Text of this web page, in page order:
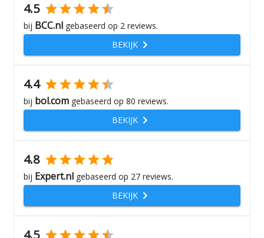
4.5
bij BCC.nl gebaseerd op 2 reviews.
BEKIJK
4.4
bij bol.com gebaseerd op 80 reviews.
BEKIJK
4.8
bij Expert.nl gebaseerd op 27 reviews.
BEKIJK
4.5